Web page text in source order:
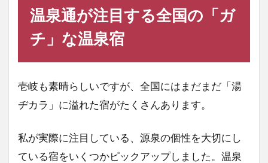
温泉通が注目する全国の「ガ
チ」な温泉宿
壱岐も素晴らしいですが、全国にはまだまだ「湯
ヂカラ」に溢れた宿がたくさんあります。
私が実際に注目している、源泉の個性を大切にし
ている宿をいくつかピックアップしました。温泉